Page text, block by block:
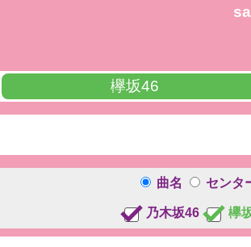
欅坂46
曲名 センタ
乃木坂46 欅